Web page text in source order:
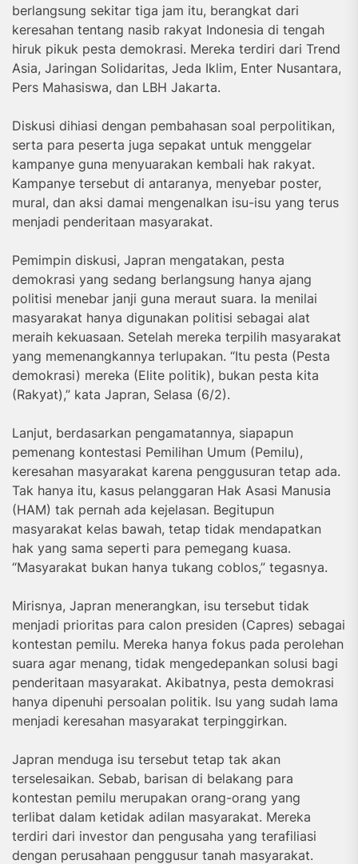
berlangsung sekitar tiga jam itu, berangkat dari
keresahan tentang nasib rakyat Indonesia di tengah
hiruk pikuk pesta demokrasi. Mereka terdiri dari Trend
Asia, Jaringan Solidaritas, Jeda Iklim, Enter Nusantara,
Pers Mahasiswa, dan LBH Jakarta.
Diskusi dihiasi dengan pembahasan soal perpolitikan,
serta para peserta juga sepakat untuk menggelar
kampanye guna menyuarakan kembali hak rakyat.
Kampanye tersebut di antaranya, menyebar poster,
mural, dan aksi damai mengenalkan isu-isu yang terus
menjadi penderitaan masyarakat.
Pemimpin diskusi, Japran mengatakan, pesta
demokrasi yang sedang berlangsung hanya ajang
politisi menebar janji guna meraut suara. Ia menilai
masyarakat hanya digunakan politisi sebagai alat
meraih kekuasaan. Setelah mereka terpilih masyarakat
yang memenangkannya terlupakan. “Itu pesta (Pesta
demokrasi) mereka (Elite politik), bukan pesta kita
(Rakyat),” kata Japran, Selasa (6/2).
Lanjut, berdasarkan pengamatannya, siapapun
pemenang kontestasi Pemilihan Umum (Pemilu),
keresahan masyarakat karena penggusuran tetap ada.
Tak hanya itu, kasus pelanggaran Hak Asasi Manusia
(HAM) tak pernah ada kejelasan. Begitupun
masyarakat kelas bawah, tetap tidak mendapatkan
hak yang sama seperti para pemegang kuasa.
“Masyarakat bukan hanya tukang coblos,” tegasnya.
Mirisnya, Japran menerangkan, isu tersebut tidak
menjadi prioritas para calon presiden (Capres) sebagai
kontestan pemilu. Mereka hanya fokus pada perolehan
suara agar menang, tidak mengedepankan solusi bagi
penderitaan masyarakat. Akibatnya, pesta demokrasi
hanya dipenuhi persoalan politik. Isu yang sudah lama
menjadi keresahan masyarakat terpinggirkan.
Japran menduga isu tersebut tetap tak akan
terselesaikan. Sebab, barisan di belakang para
kontestan pemilu merupakan orang-orang yang
terlibat dalam ketidak adilan masyarakat. Mereka
terdiri dari investor dan pengusaha yang terafiliasi
dengan perusahaan penggusur tanah masyarakat.